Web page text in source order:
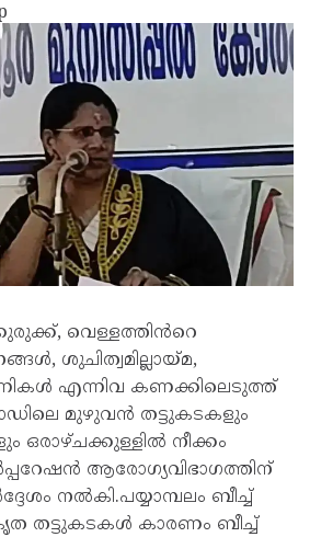
വെള്ളത്തിൻറെ
ശുചിത്വമില്ലായ്മ,
എന്നിവ കണക്കിലെടുത്ത്
മുഴുവൻ തട്ടുകടകളും
ഒരാഴ്ചക്കുള്ളിൽ നീക്കം
ആരോഗ്യവിഭാഗത്തിന്
നൽകി.പയ്യാമ്പലം ബീച്ച്
തട്ടുകടകൾ കാരണം ബീച്ച്